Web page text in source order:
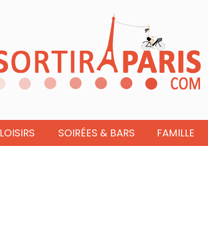
LOISIRS SOIRÉES & BARS FAMILLE